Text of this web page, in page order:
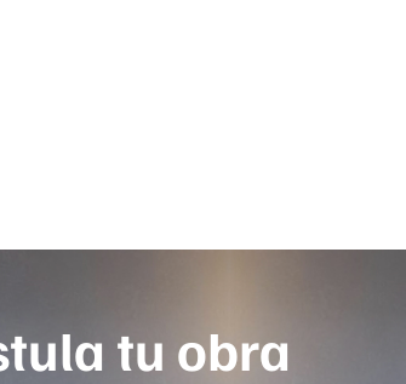
tu obra